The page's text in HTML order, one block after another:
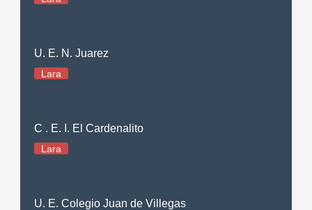
U. E. N. Juarez
Lara
C . E. I. El Cardenalito
Lara
U. E. Colegio Juan de Villegas